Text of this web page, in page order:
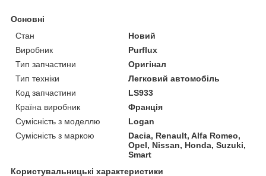
Основні
Стан
Новий
Виробник
Purflux
Тип запчастини
Оригінал
Тип техніки
Легковий автомобіль
Код запчастини
LS933
Країна виробник
Франція
Сумісність з моделлю
Logan
Сумісність з маркою
Dacia, Renault, Alfa Romeo,
Opel, Nissan, Honda, Suzuki,
Smart
Користувальницькі характеристики